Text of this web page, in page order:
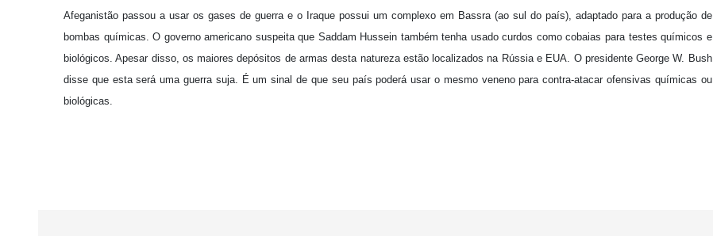
Afeganistão passou a usar os gases de guerra e o Iraque possui um complexo em Bassra (ao sul do país), adaptado para a produção de
bombas químicas. O governo americano suspeita que Saddam Hussein também tenha usado curdos como cobaias para testes químicos e
biológicos. Apesar disso, os maiores depósitos de armas desta natureza estão localizados na Rússia e EUA. O presidente George W. Bush
disse que esta será uma guerra suja. É um sinal de que seu país poderá usar o mesmo veneno para contra-atacar ofensivas químicas ou
biológicas.